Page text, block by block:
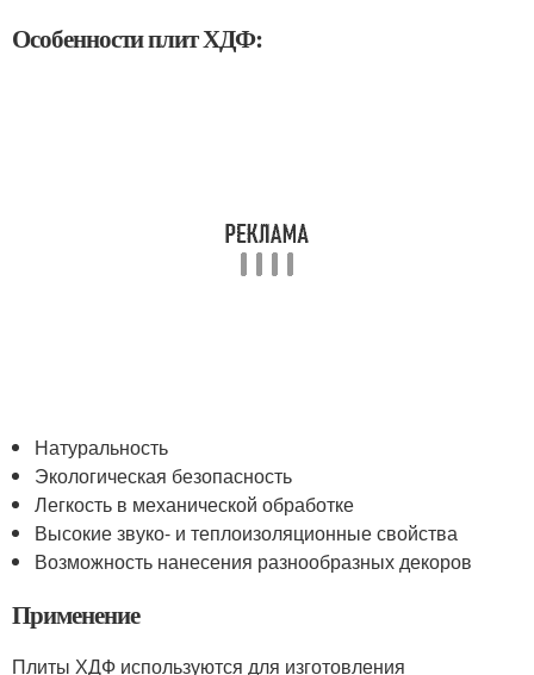
Особенности плит ХДФ:
Натуральность
Экологическая безопасность
Легкость в механической обработке
Высокие звуко- и теплоизоляционные свойства
Возможность нанесения разнообразных декоров
Применение
Плиты ХДФ используются для изготовления